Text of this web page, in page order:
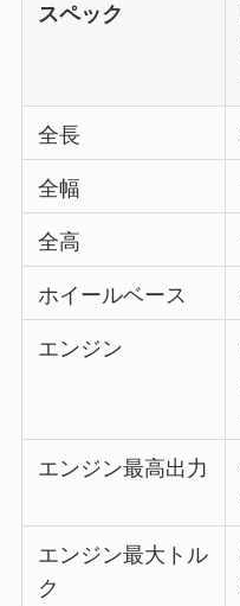
スペック
全長
全幅
全高
ホイールベース
エンジン
エンジン最高出力
エンジン最大トル
ク